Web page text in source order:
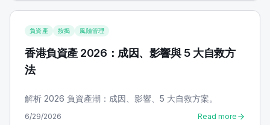
負資產 按揭 風險管理
香港負資產 2026：成因、影響與 5 大自救方
法
解析 2026 負資產潮：成因、影響、5 大自救方案。
6/29/2026 Read more